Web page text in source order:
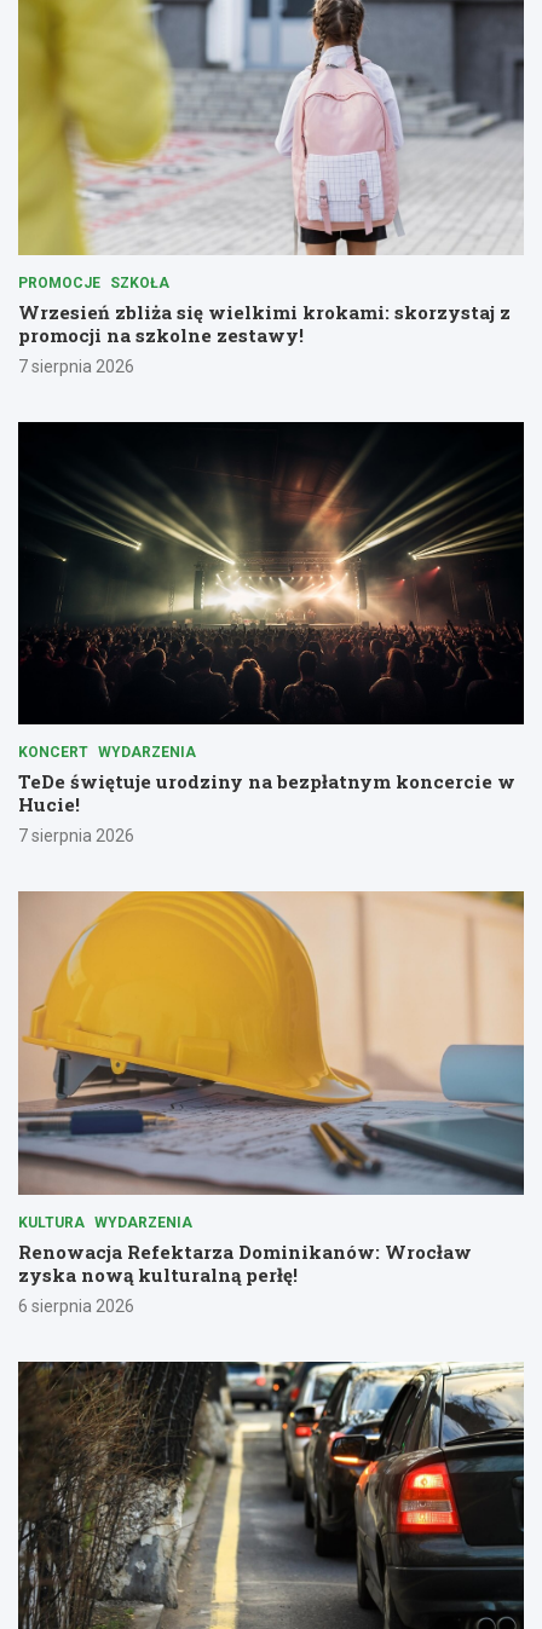
PROMOCJE SZKOŁA
Wrzesień zbliża się wielkimi krokami: skorzystaj z
promocji na szkolne zestawy!
7 sierpnia 2026
KONCERT WYDARZENIA
TeDe świętuje urodziny na bezpłatnym koncercie w
Hucie!
7 sierpnia 2026
KULTURA WYDARZENIA
Renowacja Refektarza Dominikanów: Wrocław
zyska nową kulturalną perłę!
6 sierpnia 2026